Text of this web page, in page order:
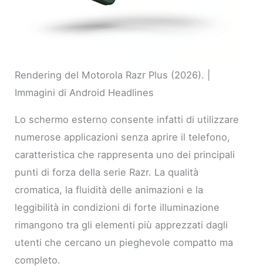
Rendering del Motorola Razr Plus (2026). |
Immagini di Android Headlines
Lo schermo esterno consente infatti di utilizzare
numerose applicazioni senza aprire il telefono,
caratteristica che rappresenta uno dei principali
punti di forza della serie Razr. La qualità
cromatica, la fluidità delle animazioni e la
leggibilità in condizioni di forte illuminazione
rimangono tra gli elementi più apprezzati dagli
utenti che cercano un pieghevole compatto ma
completo.